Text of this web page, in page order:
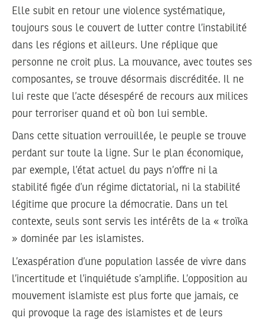
Elle subit en retour une violence systématique,
toujours sous le couvert de lutter contre l’instabilité
dans les régions et ailleurs. Une réplique que
personne ne croit plus. La mouvance, avec toutes ses
composantes, se trouve désormais discréditée. Il ne
lui reste que l’acte désespéré de recours aux milices
pour terroriser quand et où bon lui semble.
Dans cette situation verrouillée, le peuple se trouve
perdant sur toute la ligne. Sur le plan économique,
par exemple, l’état actuel du pays n’offre ni la
stabilité figée d’un régime dictatorial, ni la stabilité
légitime que procure la démocratie. Dans un tel
contexte, seuls sont servis les intérêts de la « troïka
» dominée par les islamistes.
L’exaspération d’une population lassée de vivre dans
l’incertitude et l’inquiétude s’amplifie. L’opposition au
mouvement islamiste est plus forte que jamais, ce
qui provoque la rage des islamistes et de leurs